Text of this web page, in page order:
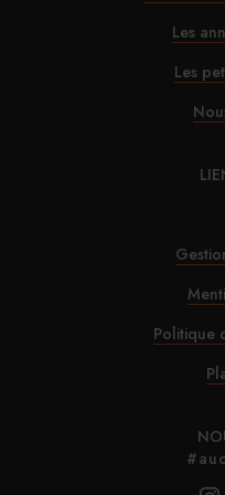
29/
InterContinental
29/
Brown-Forman
Les
Les
Politique